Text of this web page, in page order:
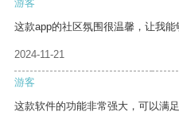
游客
这款app的社区氛围很温馨，让我能
2024-11-21
游客
这款软件的功能非常强大，可以满